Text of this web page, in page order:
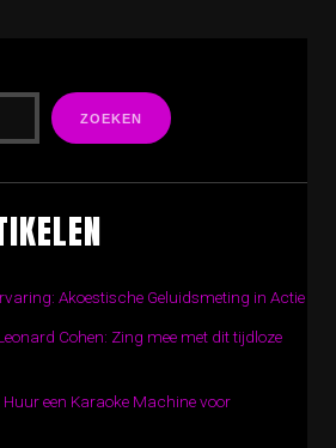
ZOEKEN
Akoestische Geluidsmeting in Actie
Cohen: Zing mee met dit tijdloze
Huur een Karaoke Machine voor